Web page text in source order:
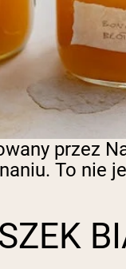
przez
To nie